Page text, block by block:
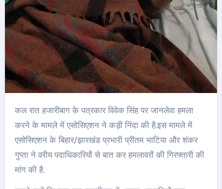
कल रात हजारीबाग के पत्रकार विवेक सिंह पर जानलेवा हमला
करने के मामले में एसोसिएशन ने कड़ी निंदा की है.इस मामले में
एसोसिएशन के बिहार/झारखंड प्रभारी प्रीतम भाटिया और शंकर
गुप्ता ने वरीय पदाधिकारियों से बात कर हमलावरों की गिरफ्तारी की
मांग की है.